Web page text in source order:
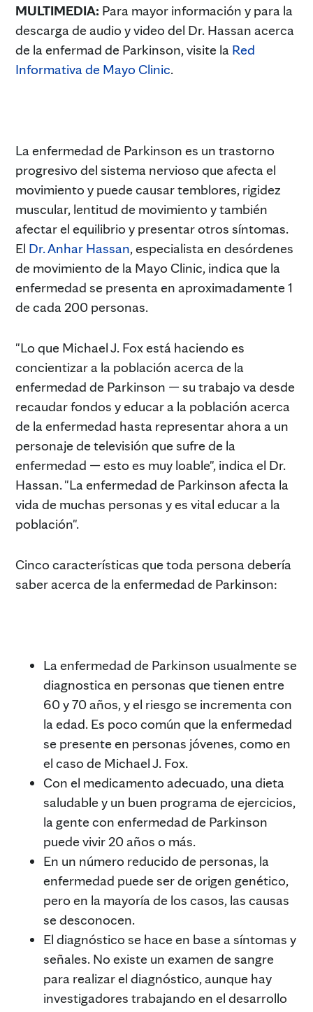
MULTIMEDIA: Para mayor información y para la
descarga de audio y video del Dr. Hassan acerca
de la enfermad de Parkinson, visite la Red
Informativa de Mayo Clinic.
La enfermedad de Parkinson es un trastorno
progresivo del sistema nervioso que afecta el
movimiento y puede causar temblores, rigidez
muscular, lentitud de movimiento y también
afectar el equilibrio y presentar otros síntomas.
El Dr. Anhar Hassan, especialista en desórdenes
de movimiento de la Mayo Clinic, indica que la
enfermedad se presenta en aproximadamente 1
de cada 200 personas.
"Lo que Michael J. Fox está haciendo es
concientizar a la población acerca de la
enfermedad de Parkinson — su trabajo va desde
recaudar fondos y educar a la población acerca
de la enfermedad hasta representar ahora a un
personaje de televisión que sufre de la
enfermedad — esto es muy loable", indica el Dr.
Hassan. "La enfermedad de Parkinson afecta la
vida de muchas personas y es vital educar a la
población".
Cinco características que toda persona debería
saber acerca de la enfermedad de Parkinson:
La enfermedad de Parkinson usualmente se
diagnostica en personas que tienen entre
60 y 70 años, y el riesgo se incrementa con
la edad. Es poco común que la enfermedad
se presente en personas jóvenes, como en
el caso de Michael J. Fox.
Con el medicamento adecuado, una dieta
saludable y un buen programa de ejercicios,
la gente con enfermedad de Parkinson
puede vivir 20 años o más.
En un número reducido de personas, la
enfermedad puede ser de origen genético,
pero en la mayoría de los casos, las causas
se desconocen.
El diagnóstico se hace en base a síntomas y
señales. No existe un examen de sangre
para realizar el diagnóstico, aunque hay
investigadores trabajando en el desarrollo